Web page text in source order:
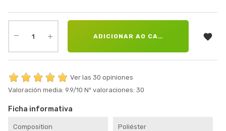
ADICIONAR AO CARRINHO 
Ver las 30 opiniones
Valoración media: 9.9/10 Nº valoraciones: 30
Ficha informativa
Composition Poliéster